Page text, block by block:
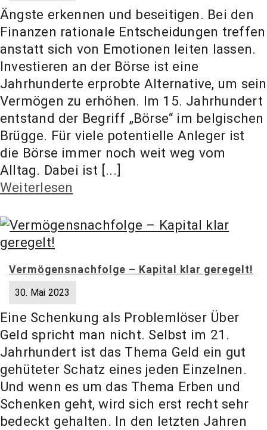
Ängste erkennen und beseitigen. Bei den
Finanzen rationale Entscheidungen treffen
anstatt sich von Emotionen leiten lassen.
Investieren an der Börse ist eine
Jahrhunderte erprobte Alternative, um sein
Vermögen zu erhöhen. Im 15. Jahrhundert
entstand der Begriff „Börse“ im belgischen
Brügge. Für viele potentielle Anleger ist
die Börse immer noch weit weg vom
Alltag. Dabei ist [...]
Weiterlesen
Vermögensnachfolge – Kapital klar geregelt!
30. Mai 2023
Eine Schenkung als Problemlöser Über
Geld spricht man nicht. Selbst im 21.
Jahrhundert ist das Thema Geld ein gut
gehüteter Schatz eines jeden Einzelnen.
Und wenn es um das Thema Erben und
Schenken geht, wird sich erst recht sehr
bedeckt gehalten. In den letzten Jahren